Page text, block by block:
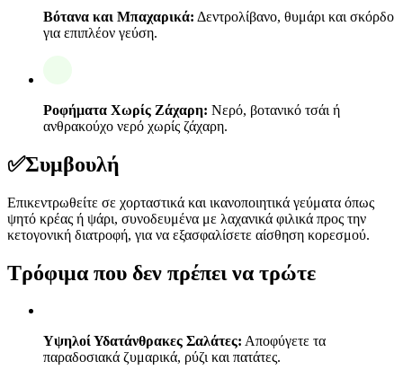
Βότανα και Μπαχαρικά: Δεντρολίβανο, θυμάρι και σκόρδο
για επιπλέον γεύση.
Ροφήματα Χωρίς Ζάχαρη: Νερό, βοτανικό τσάι ή
ανθρακούχο νερό χωρίς ζάχαρη.
✅Συμβουλή
Επικεντρωθείτε σε χορταστικά και ικανοποιητικά γεύματα όπως
ψητό κρέας ή ψάρι, συνοδευμένα με λαχανικά φιλικά προς την
κετογονική διατροφή, για να εξασφαλίσετε αίσθηση κορεσμού.
Τρόφιμα που δεν πρέπει να τρώτε
Υψηλοί Υδατάνθρακες Σαλάτες: Αποφύγετε τα
παραδοσιακά ζυμαρικά, ρύζι και πατάτες.